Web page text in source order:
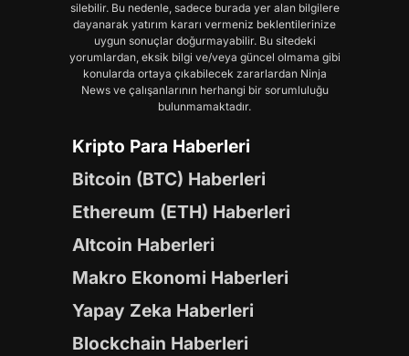
silebilir. Bu nedenle, sadece burada yer alan bilgilere
dayanarak yatırım kararı vermeniz beklentilerinize
uygun sonuçlar doğurmayabilir. Bu sitedeki
yorumlardan, eksik bilgi ve/veya güncel olmama gibi
konularda ortaya çıkabilecek zararlardan Ninja
News ve çalışanlarının herhangi bir sorumluluğu
bulunmamaktadır.
Kripto Para Haberleri
Bitcoin (BTC) Haberleri
Ethereum (ETH) Haberleri
Altcoin Haberleri
Makro Ekonomi Haberleri
Yapay Zeka Haberleri
Blockchain Haberleri